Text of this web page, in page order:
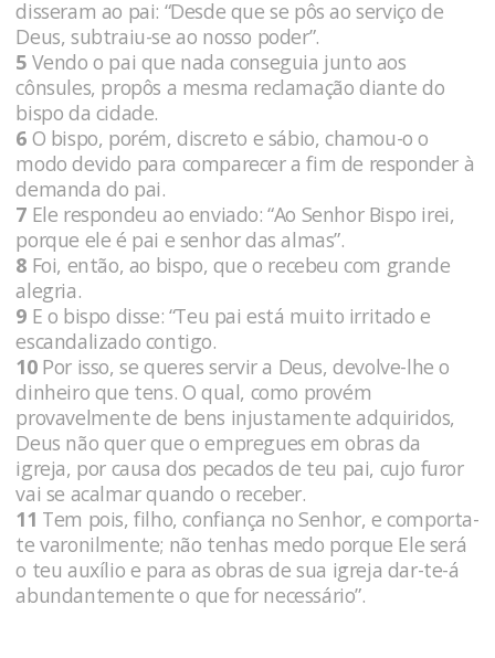
disseram ao pai: “Desde que se pôs ao serviço de
Deus, subtraiu-se ao nosso poder”.
5 Vendo o pai que nada conseguia junto aos
cônsules, propôs a mesma reclamação diante do
bispo da cidade.
6 O bispo, porém, discreto e sábio, chamou-o o
modo devido para comparecer a fim de responder à
demanda do pai.
7 Ele respondeu ao enviado: “Ao Senhor Bispo irei,
porque ele é pai e senhor das almas”.
8 Foi, então, ao bispo, que o recebeu com grande
alegria.
9 E o bispo disse: “Teu pai está muito irritado e
escandalizado contigo.
10Por isso, se queres servir a Deus, devolve-lhe o
dinheiro que tens. O qual, como provém
provavelmente de bens injustamente adquiridos,
Deus não quer que o empregues em obras da
igreja, por causa dos pecados de teu pai, cujo furor
vai se acalmar quando o receber.
11 Tem pois, filho, confiança no Senhor, e comporta-
te varonilmente; não tenhas medo porque Ele será
o teu auxílio e para as obras de sua igreja dar-te-á
abundantemente o que for necessário”.